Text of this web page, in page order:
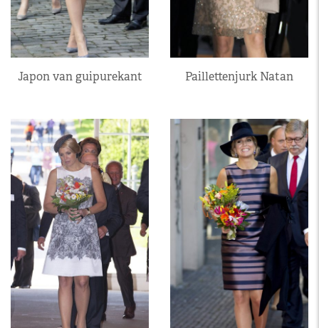
Japon van guipurekant Paillettenjurk Natan